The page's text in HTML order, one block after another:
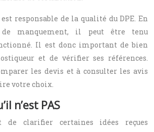
responsable de la qualité du DPE. En
de manquement, il peut être tenu
Il est donc important de bien
et de vérifier ses références.
les devis et à consulter les avis
votre choix.
n’est PAS
clarifier certaines idées reçues